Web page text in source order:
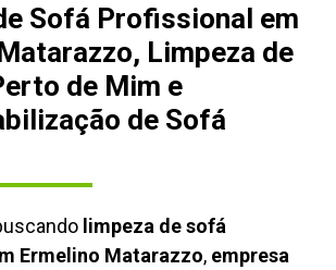
Sofá Profissional em
Limpeza de
de Mim e
de Sofá
limpeza de sofá
Ermelino Matarazzo, empresa